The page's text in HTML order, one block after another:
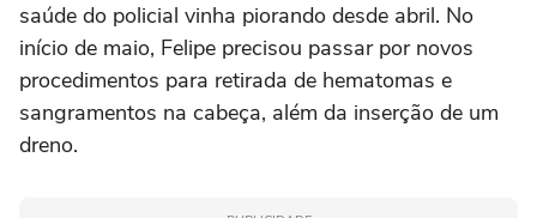
saúde do policial vinha piorando desde abril. No
início de maio, Felipe precisou passar por novos
procedimentos para retirada de hematomas e
sangramentos na cabeça, além da inserção de um
dreno.